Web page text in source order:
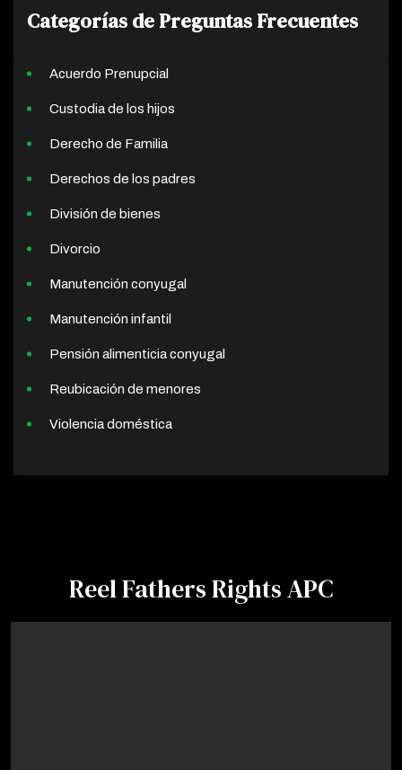
Categorías de Preguntas Frecuentes
Acuerdo Prenupcial
Custodia de los hijos
Derecho de Familia
Derechos de los padres
División de bienes
Divorcio
Manutención conyugal
Manutención infantil
Pensión alimenticia conyugal
Reubicación de menores
Violencia doméstica
Reel Fathers Rights APC